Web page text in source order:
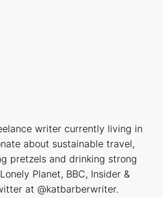
writer currently living in
about sustainable travel,
pretzels and drinking strong
Planet, BBC, Insider &
at @katbarberwriter.